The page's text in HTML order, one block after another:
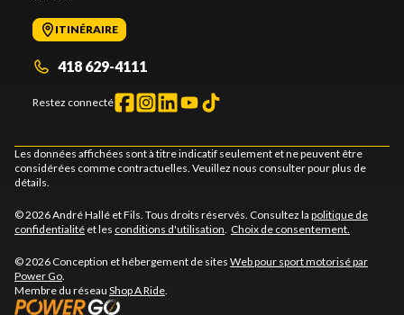
ITINÉRAIRE
418 629-4111
Restez connecté
Les données affichées sont à titre indicatif seulement et ne peuvent être
considérées comme contractuelles. Veuillez nous consulter pour plus de
détails.
© 2026 André Hallé et Fils. Tous droits réservés. Consultez la politique de
confidentialité et les conditions d'utilisation. Choix de consentement.
© 2026 Conception et hébergement de sites Web pour sport motorisé par
Power Go.
Membre du réseau Shop A Ride.